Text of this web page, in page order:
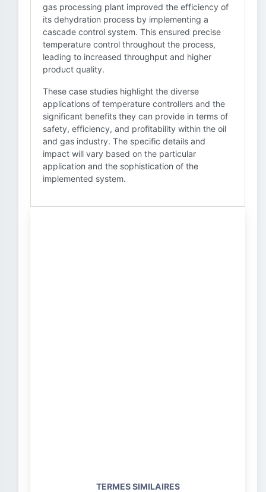
gas processing plant improved the efficiency of
its dehydration process by implementing a
cascade control system. This ensured precise
temperature control throughout the process,
leading to increased throughput and higher
product quality.
These case studies highlight the diverse
applications of temperature controllers and the
significant benefits they can provide in terms of
safety, efficiency, and profitability within the oil
and gas industry. The specific details and
impact will vary based on the particular
application and the sophistication of the
implemented system.
TERMES SIMILAIRES